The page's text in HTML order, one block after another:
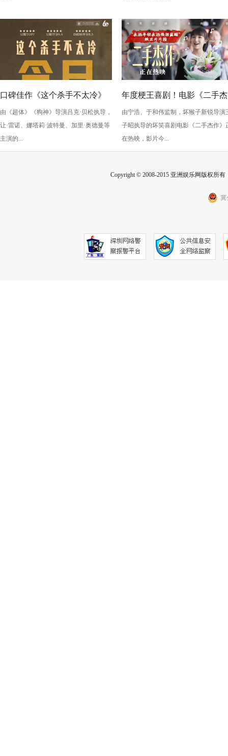
口碑佳作《这个杀手不太冷》
今日上映
由《超体》《狗神》导演吕克·贝松执导，
让·雷诺、娜塔莉·波特曼、加里·奥德曼等
主演的...
年度梗王喜剧！电影《二手杰
作》曝新片段海报 嬉笑怒骂
刺拉满
由宁浩、于和伟监制，坏猴子新锐导演
子昭执导的坏笑喜剧电影《二手杰作》
在热映，影片今...
Copyright © 2008-2015 亚洲娱乐网版权所
冀